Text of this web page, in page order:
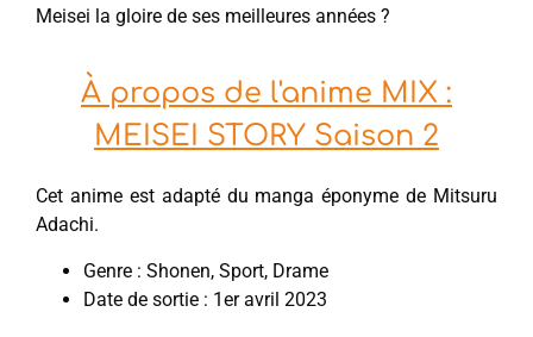
Meisei la gloire de ses meilleures années ?
À propos de l'anime MIX :
MEISEI STORY Saison 2
Cet anime est adapté du manga éponyme de Mitsuru
Adachi.
Genre : Shonen, Sport, Drame
Date de sortie : 1er avril 2023